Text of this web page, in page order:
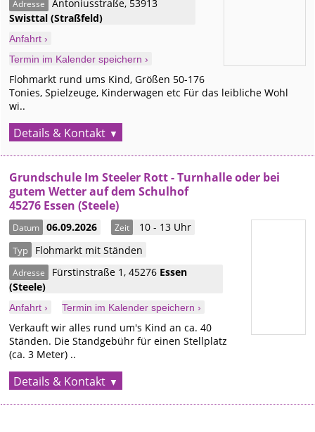
Adresse Antoniusstraße, 53913
Swisttal(Straßfeld)
Anfahrt ›
Termin im Kalender speichern ›
Flohmarkt rund ums Kind, Größen 50-176
Tonies, Spielzeuge, Kinderwagen etc Für das leibliche Wohl
wi..
Details & Kontakt
Grundschule Im Steeler Rott - Turnhalle oder bei
gutem Wetter auf dem Schulhof
45276 Essen (Steele)
Datum 06.09.2026 Zeit 10 - 13 Uhr
Typ Flohmarkt mit Ständen
Adresse Fürstinstraße 1,45276 Essen
(Steele)
Anfahrt › Termin im Kalender speichern ›
Verkauft wir alles rund um's Kind an ca. 40
Ständen. Die Standgebühr für einen Stellplatz
(ca. 3 Meter) ..
Details & Kontakt